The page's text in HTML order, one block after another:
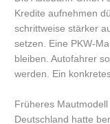
Kredite aufnehmen
schrittweise stärker
setzen. Eine PKW-
bleiben. Autofahrer
werden. Ein
Früheres
Deutschland hatte